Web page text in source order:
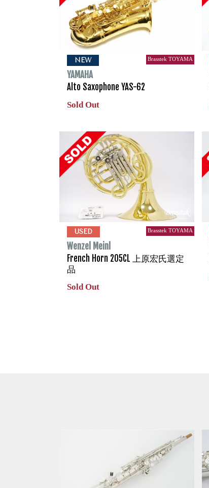
NEW Brasstek TOYAMA
YAMAHA
Alto Saxophone YAS-62
Sold Out
USED Brasstek TOYAMA
Wenzel Meinl
French Horn 205CL 上原宏氏選定
品
Sold Out